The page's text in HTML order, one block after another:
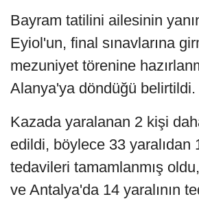
Bayram tatilini ailesinin
Eyiol'un, final sınavlarına
mezuniyet törenine
Alanya'ya döndüğü belirtildi.
Kazada yaralanan 2 kişi
edildi, böylece 33 yaralıdan
tedavileri tamamlanmış
ve Antalya'da 14 yaralının